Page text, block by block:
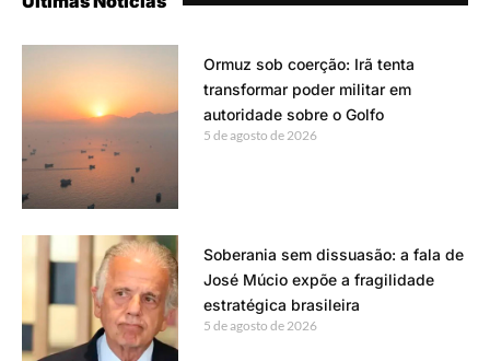
Ormuz sob coerção: Irã tenta
transformar poder militar em
autoridade sobre o Golfo
5 de agosto de 2026
Soberania sem dissuasão: a fala de
José Múcio expõe a fragilidade
estratégica brasileira
5 de agosto de 2026